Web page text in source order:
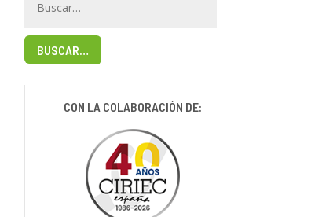
BUSCAR…
CON LA COLABORACIÓN DE: